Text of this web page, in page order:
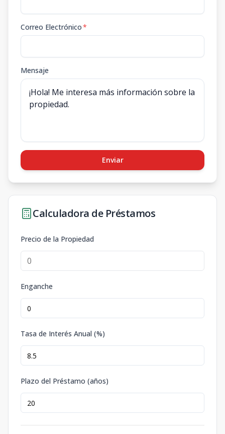
Correo Electrónico*
Mensaje
Enviar
Calculadora de Préstamos
Precio de la Propiedad
Enganche
Tasa de Interés Anual (%)
Plazo del Préstamo (años)